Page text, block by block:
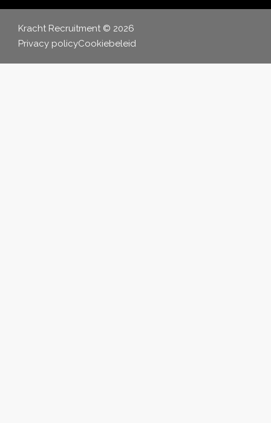
Kracht Recruitment © 2026
Privacy policyCookiebeleid